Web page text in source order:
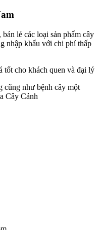
lẻ các loại sản phẩm cây
nhập khẩu với chi phí thấp
tốt cho khách quen và đại lý
cũng như bệnh cây một
Cây Cảnh